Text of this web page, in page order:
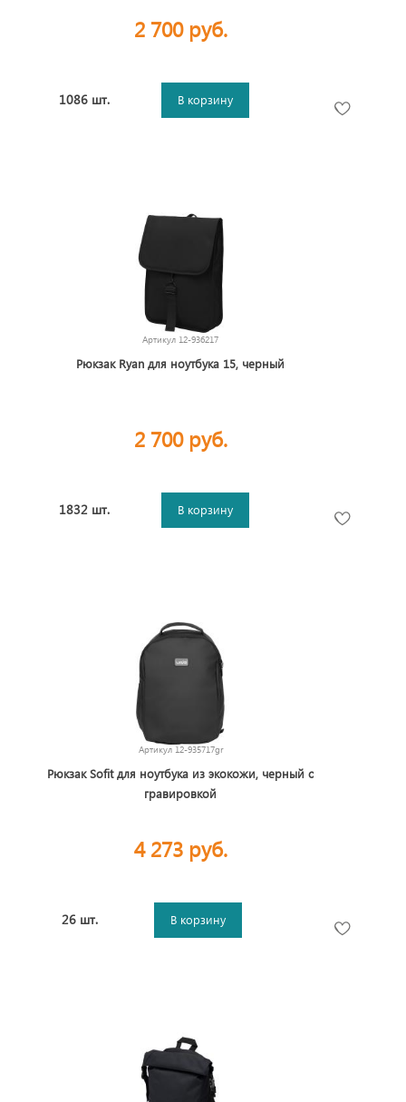
2 700 руб.
1086 шт. В корзину
Артикул 12-936217
Рюкзак Ryan для ноутбука 15, черный
2 700 руб.
1832 шт. В корзину
Артикул 12-935717gr
Рюкзак Sofit для ноутбука из экокожи, черный с
гравировкой
4 273 руб.
26 шт. В корзину